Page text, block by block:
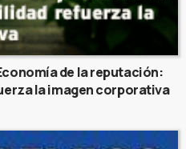
de la reputación:
la imagen corporativa